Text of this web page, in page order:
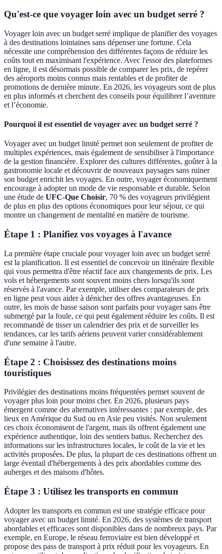
Qu'est-ce que voyager loin avec un budget serré ?
Voyager loin avec un budget serré implique de planifier des voyages
à des destinations lointaines sans dépenser une fortune. Cela
nécessite une compréhension des différentes façons de réduire les
coûts tout en maximisant l'expérience. Avec l'essor des plateformes
en ligne, il est désormais possible de comparer les prix, de repérer
des aéroports moins connus mais rentables et de profiter de
promotions de dernière minute. En 2026, les voyageurs sont de plus
en plus informés et cherchent des conseils pour équilibrer l’aventure
et l’économie.
Pourquoi il est essentiel de voyager avec un budget serré ?
Voyager avec un budget limité permet non seulement de profiter de
multiples expériences, mais également de sensibiliser à l'importance
de la gestion financière. Explorer des cultures différentes, goûter à la
gastronomie locale et découvrir de nouveaux paysages sans ruiner
son budget enrichit les voyages. En outre, voyager économiquement
encourage à adopter un mode de vie responsable et durable. Selon
une étude de UFC-Que Choisir, 70 % des voyageurs privilégient
de plus en plus des options économiques pour leur séjour, ce qui
montre un changement de mentalité en matière de tourisme.
Étape 1 : Planifiez vos voyages à l'avance
La première étape cruciale pour voyager loin avec un budget serré
est la planification. Il est essentiel de concevoir un itinéraire flexible
qui vous permettra d'être réactif face aux changements de prix. Les
vols et hébergements sont souvent moins chers lorsqu'ils sont
réservés à l'avance. Par exemple, utiliser des comparateurs de prix
en ligne peut vous aider à dénicher des offres avantageuses. En
outre, les mois de basse saison sont parfaits pour voyager sans être
submergé par la foule, ce qui peut également réduire les coûts. Il est
recommandé de tisser un calendrier des prix et de surveiller les
tendances, car les tarifs aériens peuvent varier considérablement
d'une semaine à l'autre.
Étape 2 : Choisissez des destinations moins
touristiques
Privilégier des destinations moins fréquentées permet souvent de
voyager plus loin pour moins cher. En 2026, plusieurs pays
émergent comme des alternatives intéressantes : par exemple, des
lieux en Amérique du Sud ou en Asie peu visités. Non seulement
ces choix économisent de l'argent, mais ils offrent également une
expérience authentique, loin des sentiers battus. Recherchez des
informations sur les infrastructures locales, le coût de la vie et les
activités proposées. De plus, la plupart de ces destinations offrent un
large éventail d'hébergements à des prix abordables comme des
auberges et des maisons d'hôtes.
Étape 3 : Utilisez les transports en commun
Adopter les transports en commun est une stratégie efficace pour
voyager avec un budget limité. En 2026, des systèmes de transport
abordables et efficaces sont disponibles dans de nombreux pays. Par
exemple, en Europe, le réseau ferroviaire est bien développé et
propose des pass de transport à prix réduit pour les voyageurs. En